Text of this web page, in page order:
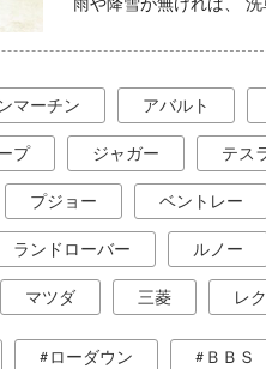
マーチン アバルト
プ ジャガー テス
プジョー ベントレー
ランドローバー ルノー
マツダ 三菱 レ
ローダウン ＢＢＳ